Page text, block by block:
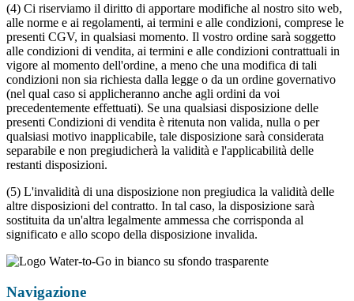
(4) Ci riserviamo il diritto di apportare modifiche al nostro sito web,
alle norme e ai regolamenti, ai termini e alle condizioni, comprese le
presenti CGV, in qualsiasi momento. Il vostro ordine sarà soggetto
alle condizioni di vendita, ai termini e alle condizioni contrattuali in
vigore al momento dell'ordine, a meno che una modifica di tali
condizioni non sia richiesta dalla legge o da un ordine governativo
(nel qual caso si applicheranno anche agli ordini da voi
precedentemente effettuati). Se una qualsiasi disposizione delle
presenti Condizioni di vendita è ritenuta non valida, nulla o per
qualsiasi motivo inapplicabile, tale disposizione sarà considerata
separabile e non pregiudicherà la validità e l'applicabilità delle
restanti disposizioni.
(5) L'invalidità di una disposizione non pregiudica la validità delle
altre disposizioni del contratto. In tal caso, la disposizione sarà
sostituita da un'altra legalmente ammessa che corrisponda al
significato e allo scopo della disposizione invalida.
Navigazione